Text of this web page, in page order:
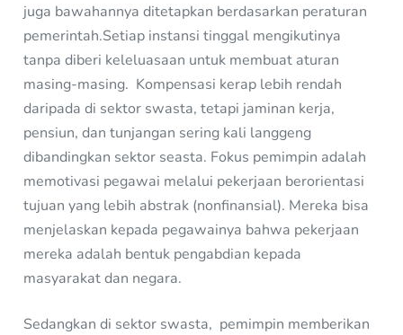
juga bawahannya ditetapkan berdasarkan peraturan
pemerintah.Setiap instansi tinggal mengikutinya
tanpa diberi keleluasaan untuk membuat aturan
masing-masing. Kompensasi kerap lebih rendah
daripada di sektor swasta, tetapi jaminan kerja,
pensiun, dan tunjangan sering kali langgeng
dibandingkan sektor seasta. Fokus pemimpin adalah
memotivasi pegawai melalui pekerjaan berorientasi
tujuan yang lebih abstrak (nonfinansial). Mereka bisa
menjelaskan kepada pegawainya bahwa pekerjaan
mereka adalah bentuk pengabdian kepada
masyarakat dan negara.
Sedangkan di sektor swasta, pemimpin memberikan